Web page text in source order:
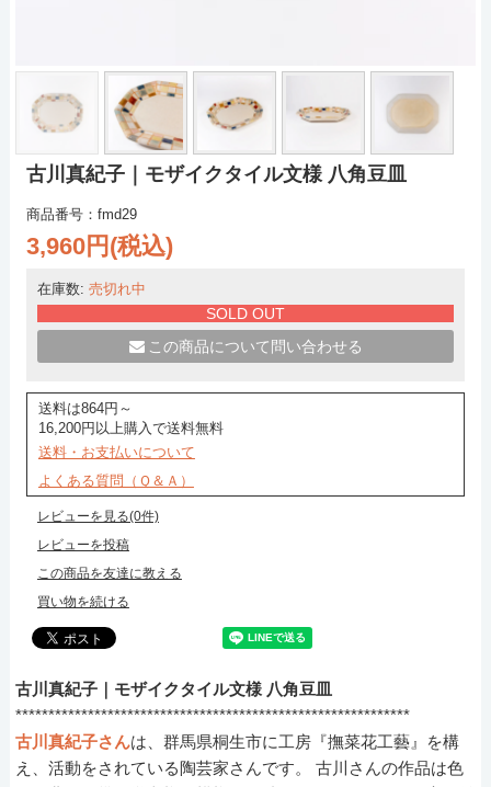
古川真紀子｜モザイクタイル文様 八角豆皿
商品番号：fmd29
3,960円(税込)
在庫数: 売切れ中
SOLD OUT
この商品について問い合わせる
送料は864円～
16,200円以上購入で送料無料
送料・お支払いについて
よくある質問（Ｑ＆Ａ）
レビューを見る(0件)
レビューを投稿
この商品を友達に教える
買い物を続ける
古川真紀子｜モザイクタイル文様 八角豆皿
************************************************************
古川真紀子さんは、群馬県桐生市に工房『撫菜花工藝』を構
え、活動をされている陶芸家さんです。 古川さんの作品は色